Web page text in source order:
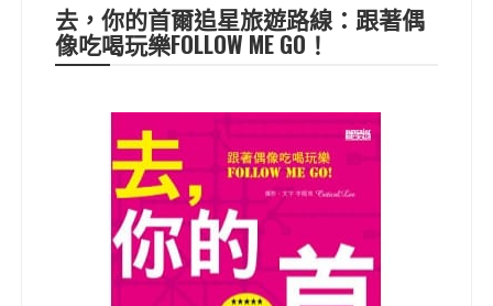
去，你的首爾追星旅遊路線：跟著偶
像吃喝玩樂FOLLOW ME GO！